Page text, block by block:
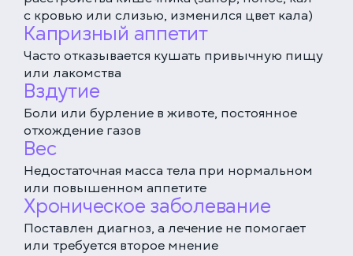
с кровью или слизью, изменился цвет кала)
Капризный аппетит
Часто отказывается кушать привычную пищу
или лакомства
Вздутие
Боли или бурление в животе, постоянное
отхождение газов
Вес
Недостаточная масса тела при нормальном
или повышенном аппетите
Хроническое заболевание
Поставлен диагноз, а лечение не помогает
или требуется второе мнение
Выберите время
Соглашаюсь с политикойконфиденциальности
и обработки данных
ЗАПИСАТЬСЯ НА ПРИЁМ
Многопрофильная клиника на Большой
Серпуховской
Москва, ул. Большая Серпуховская, 62к2
+7 (499) 288-80-36
Круглосуточно